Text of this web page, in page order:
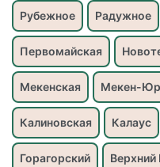
Рубежное Радужное
Первомайская
Мекенская Мекен-
Калиновская Калаус
Горагорский Верхний